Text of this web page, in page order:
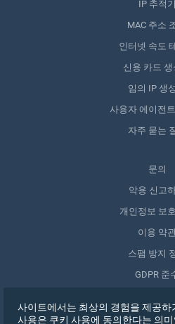
IP 추적기
MAC 주소
인터넷 속도
신용 카드 생
임의 IP 생
사용자 에이전
자주 묻는
문의
악용 신고
개인정보 보
이용 약
스팸 방지
GDPR 준
동의 철
사이트에서는 최상의 경험을 제공
사용은 쿠키 사용에 동의한다는 의